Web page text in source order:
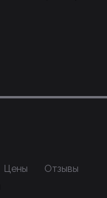
Цены
Отзывы